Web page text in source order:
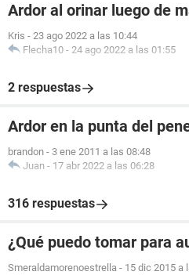
Ardor al orinar luego de
Kris - 23 ago 2022 a las 10:44
Flecha10 - 24 ago 2022 a las 01:55
2 respuestas
Ardor en la punta del
brandon - 3 ene 2011 a las 08:48
Juan - 17 abr 2022 a las 06:28
316 respuestas
¿Qué puedo tomar para
Smeraldamorenoestrella - 15 dic 2015 a